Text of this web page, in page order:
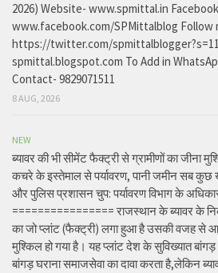
2026) Website- www.spmittal.in
www.facebook.com/SPMittalblog Follow
https://twitter.com/
spmittal.blogspot.com To Add in
Contact- 9829071511
8 AUG, 2026
NEW
ब्यावर की भी सीमेंट फैक्ट्री से ग्रामीणों का जीना
कचरे के इस्तेमाल से पर्यावरण, पानी जमीन सब कुछ
और पुलिस प्रशासन चुप: पर्यावरण विभाग के
================ राजस्थान के ब्यावर के
का जो प्लांट (फैक्ट्री) लगा हुआ है उसकी वजह से
मुश्किल हो गया है। यह प्लांट देश के सुविख्यात
बांगड़ घराना समाजसेवा का दावा करता है,लेकिन